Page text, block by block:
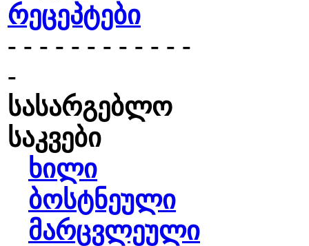
რეცეპტები
- - - - - - - - - - - -
-
სასარგებლო
საკვები
ხილი
ბოსტნეული
მარცვლეული